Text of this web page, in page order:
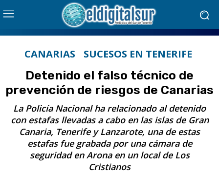
CANARIAS SUCESOS EN TENERIFE
Detenido el falso técnico de
prevención de riesgos de Canarias
La Policía Nacional ha relacionado al detenido
con estafas llevadas a cabo en las islas de Gran
Canaria, Tenerife y Lanzarote, una de estas
estafas fue grabada por una cámara de
seguridad en Arona en un local de Los
Cristianos